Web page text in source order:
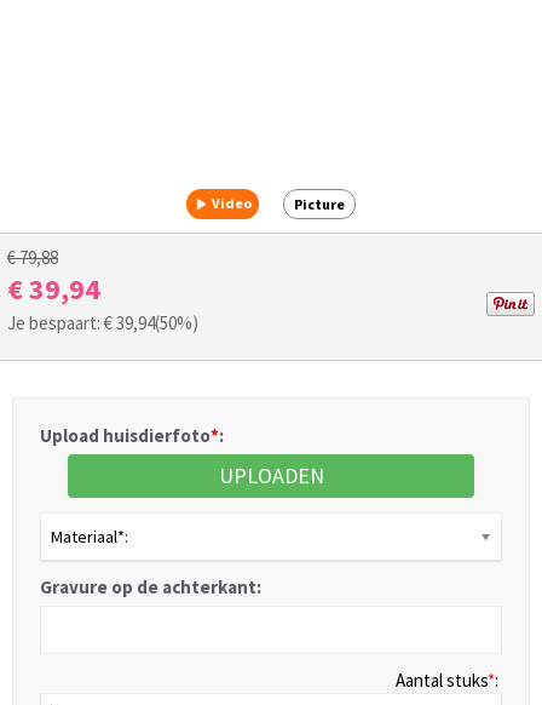
Video Picture
€ 79,88
€ 39,94
Je bespaart: €39,94(50%)
Upload huisdierfoto*:
UPLOADEN
Materiaal*:
Gravure op de achterkant:
Aantal stuks*: